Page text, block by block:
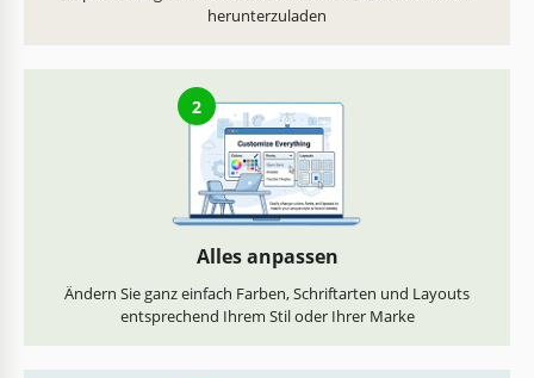
herunterzuladen
2
Alles anpassen
Ändern Sie ganz einfach Farben, Schriftarten und Layouts
entsprechend Ihrem Stil oder Ihrer Marke